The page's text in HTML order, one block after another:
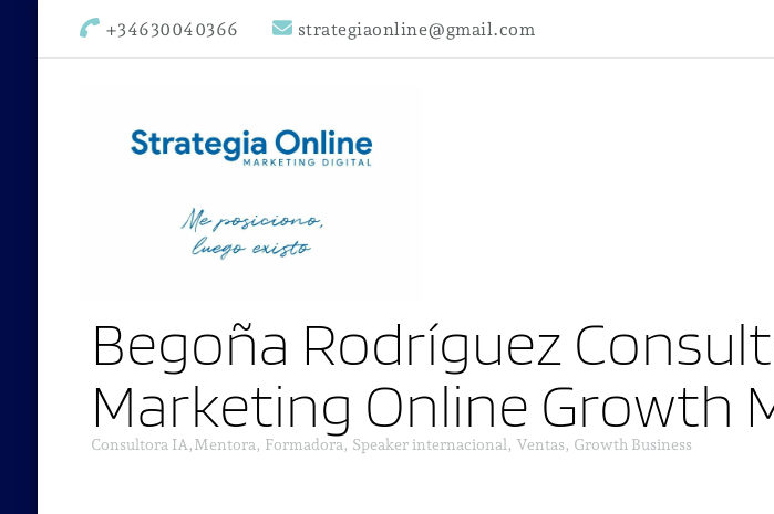
+34630040366 strategiaonline@gmail.com
Begoña Rodríguez
Marketing Online Growth
Consultora IA,Mentora, Formadora, Speaker internacional, Ventas, Growth Business